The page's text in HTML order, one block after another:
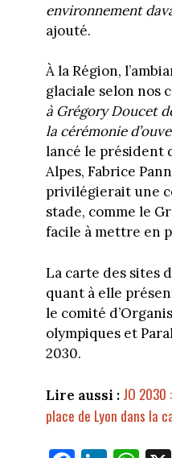
environnement
ajouté.
À la Région,
glaciale selon nos
à Grégory Doucet
la cérémonie
lancé le président
Alpes, Fabrice
privilégierait une
stade, comme le
facile à mettre en
La carte des sites
quant à elle
le comité
olympiques et
2030.
Lire aussi : JO
place de Lyon dans la